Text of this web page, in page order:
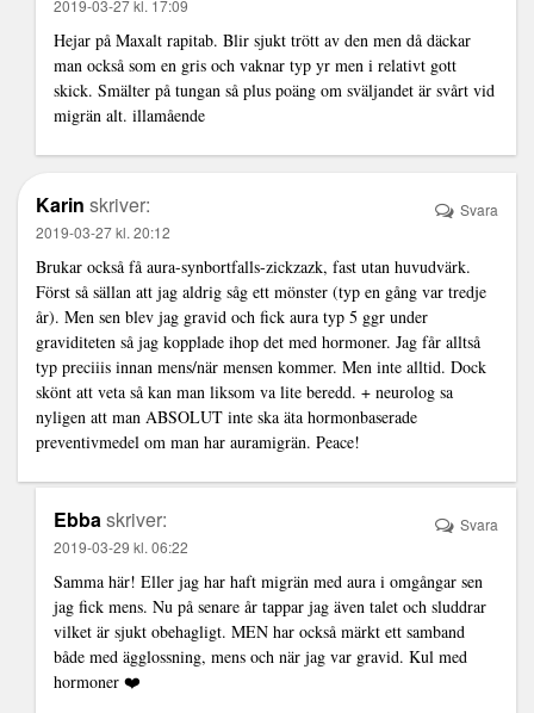
2019-03-27 kl. 17:09
Hejar på Maxalt rapitab. Blir sjukt trött av den men då däckar
man också som en gris och vaknar typ yr men i relativt gott
skick. Smälter på tungan så plus poäng om sväljandet är svårt vid
migrän alt. illamående
Karin skriver:
2019-03-27 kl. 20:12
Brukar också få aura-synbortfalls-zickzazk, fast utan huvudvärk.
Först så sällan att jag aldrig såg ett mönster (typ en gång var tredje
år). Men sen blev jag gravid och fick aura typ 5 ggr under
graviditeten så jag kopplade ihop det med hormoner. Jag får alltså
typ preciiis innan mens/när mensen kommer. Men inte alltid. Dock
skönt att veta så kan man liksom va lite beredd. + neurolog sa
nyligen att man ABSOLUT inte ska äta hormonbaserade
preventivmedel om man har auramigrän. Peace!
Svara
Ebba skriver:
2019-03-29 kl. 06:22
Samma här! Eller jag har haft migrän med aura i omgångar sen
jag fick mens. Nu på senare år tappar jag även talet och sluddrar
vilket är sjukt obehagligt. MEN har också märkt ett samband
både med ägglossning, mens och när jag var gravid. Kul med
hormoner ❤️
Svara